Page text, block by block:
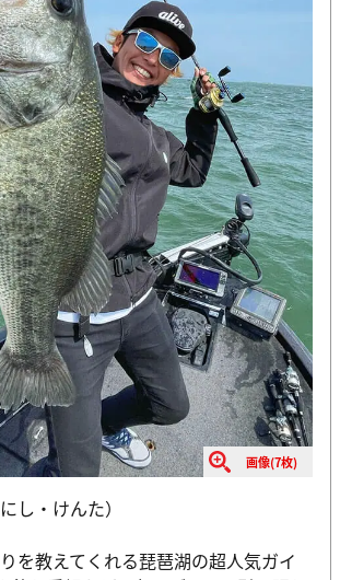
画像(7枚)
し・けんた）
を教えてくれる琵琶湖の超人気ガイ